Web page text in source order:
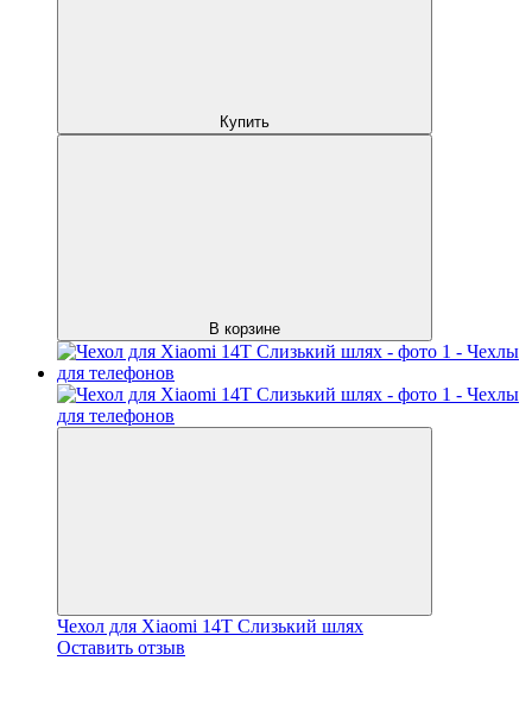
Купить
В корзине
Чехол для Xiaomi 14T Слизький шлях
Оставить отзыв